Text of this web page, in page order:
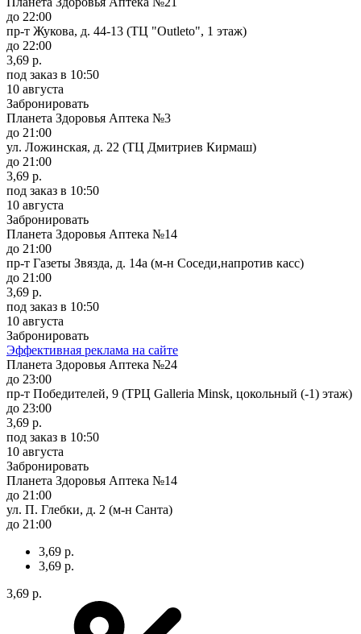
до 22:00
пр-т Жукова, д. 44-13 (ТЦ "Outleto", 1 этаж)
до 22:00
3,69 р.
под заказ в 10:50
10 августа
Забронировать
Планета Здоровья Аптека №3
до 21:00
ул. Ложинская, д. 22 (ТЦ Дмитриев Кирмаш)
до 21:00
3,69 р.
под заказ в 10:50
10 августа
Забронировать
Планета Здоровья Аптека №14
до 21:00
пр-т Газеты Звязда, д. 14а (м-н Соседи,напротив касс)
до 21:00
3,69 р.
под заказ в 10:50
10 августа
Забронировать
Эффективная реклама на сайте
Планета Здоровья Аптека №24
до 23:00
пр-т Победителей, 9 (ТРЦ Galleria Minsk, цокольный (-1) этаж)
до 23:00
3,69 р.
под заказ в 10:50
10 августа
Забронировать
Планета Здоровья Аптека №14
до 21:00
ул. П. Глебки, д. 2 (м-н Санта)
до 21:00
3,69 р.
3,69 р.
3,69 р.